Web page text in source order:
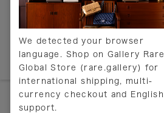
We detected your browser
language. Shop on Gallery Rare
Global Store (rare.gallery) for
international shipping, multi-
currency checkout and English
support.
送料について
返品について
ヘルプ
お問い合わせ